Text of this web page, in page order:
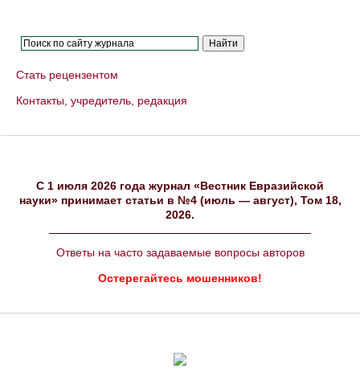
Стать рецензентом
Контакты, учредитель, редакция
C 1 июля 2026 года журнал «Вестник Евразийской
науки» принимает статьи в №4 (июль — август), Том 18,
2026.
Ответы на часто задаваемые вопросы авторов
Остерегайтесь мошенников!